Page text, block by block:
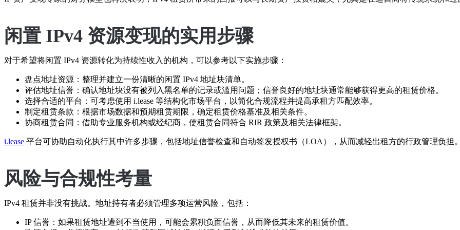
闲置 IPv4 资源变现的实用步骤
对于希望将闲置 IPv4 资源转化为持续性收入的机构，可以参考以下实施步骤：
盘点地址资源：整理并建立一份清晰的闲置 IPv4 地址块清单。
评估地址信誉：确认地址块没有被列入黑名单的记录或滥用问题；信誉良好的地址块通常能够获得更高的租赁价格。
选择合适的平台：可考虑使用 i.lease 等结构化市场平台，以简化合规流程并提高承租方匹配效率。
制定租赁条款：根据市场数据和预期租赁期限，确定租赁价格基准及相关条件。
协商租赁合同：借助专业服务机构或经纪商，使租赁合同符合 RIR 政策及相关法律框架。
i.lease 平台可协助自动化执行其中许多步骤，包括地址信誉检查和自动签发授权书（LOA），从而减轻出租方的行政管理负担
风险与合规性考量
IPv4 租赁并非没有挑战。地址持有者必须管理多项运营风险，包括：
IP 信誉：如果租赁地址遭到不当使用，可能会累积负面信誉，从而降低其未来的租赁价值。